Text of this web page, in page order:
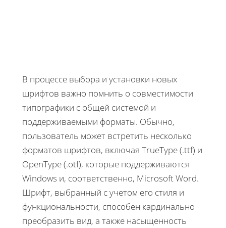
В процессе выбора и установки новых
шрифтов важно помнить о совместимости
типографики с общей системой и
поддерживаемыми форматы. Обычно,
пользователь может встретить несколько
форматов шрифтов, включая TrueType (.ttf) и
OpenType (.otf), которые поддерживаются
Windows и, соответственно, Microsoft Word.
Шрифт, выбранный с учетом его стиля и
функциональности, способен кардинально
преобразить вид, а также насыщенность